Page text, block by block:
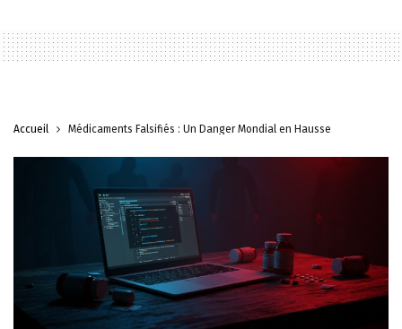
Accueil Médicaments Falsifiés : Un Danger Mondial en Hausse